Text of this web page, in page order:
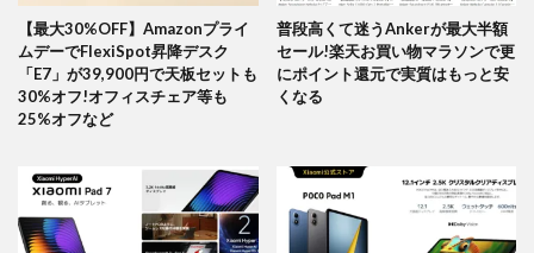
【最大30%OFF】Amazonプライ
ムデーでFlexiSpot昇降デスク
「E7」が39,900円で天板セットも
30%オフ!オフィスチェア等も
25%オフなど
普段高くて迷うAnkerが最大半額
セール!楽天お買い物マラソンで更
にポイント還元で実質はもっと安
くなる